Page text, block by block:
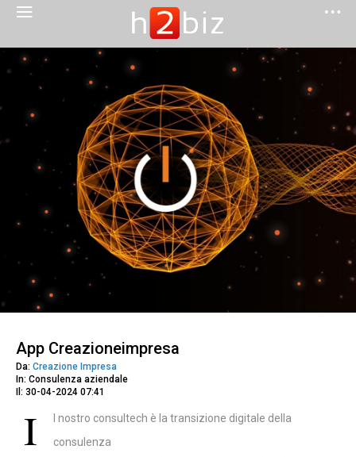
App Creazioneimpresa
Da: Creazione Impresa
In: Consulenza aziendale
Il: 30-04-2024 07:41
I
l nostro consultech è la transizione digitale della
consulenza